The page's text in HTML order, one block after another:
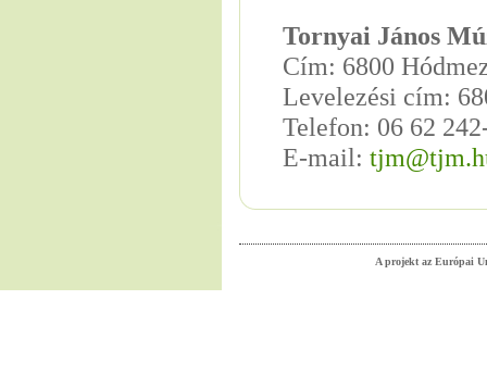
Tornyai János
Cím: 6800
Levelezési cím:
Telefon: 06 62
E-mail:
A projekt az Európai